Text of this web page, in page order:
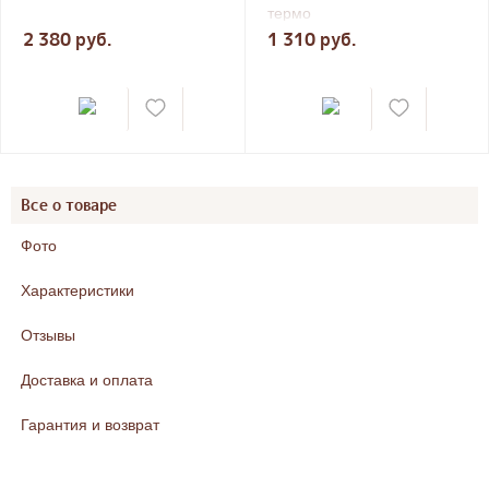
2 380 руб.
термо
1 310 руб.
Все о товаре
Фото
Характеристики
Отзывы
Доставка и оплата
Гарантия и возврат